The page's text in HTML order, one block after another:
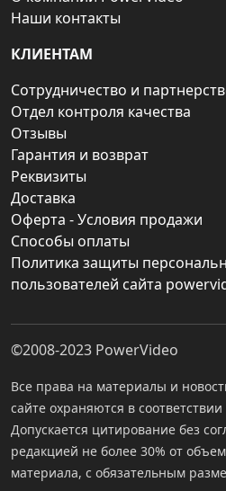
Наши контакты
КЛИЕНТАМ
Сотрудничество и
Отдел контроля качества
Отзывы
Гарантия и возврат
Реквизиты
Доставка
Оферта - Условия продажи
Способы оплаты
Политика защиты
пользователей сайта
©2008-2023 PowerVideo
Все права на материалы и
сайте охраняются в
Допускается цитирование без
редакцией не более 30% от
материала, с обязательным